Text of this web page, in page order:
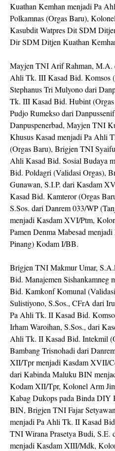
Kuathan Kemhan menjadi Pa
Polkamnas (Orgas Baru),
Kasubdit Watpres Dit SDM
Dir SDM Ditjen Kuathan
Mayjen TNI Arif Rahman, M.A.
Ahli Tk. III Kasad Bid. Komsos
Stephanus Tri Mulyono dari
Tk. III Kasad Bid. Hubint
Pudjo Rumekso dari
Danpuspenerbad, Mayjen TNI
Khusus Kasad menjadi Pa Ahli
(Orgas Baru), Brigjen TNI
Ahli Kasad Bid. Sosial Budaya
Bid. Poldagri (Validasi Orgas),
Gunawan, S.I.P. dari Kasdam
Kasad Bid. Kamteror (Orgas
S.Sos. dari Danrem 033/WP
menjadi Kasdam XVI/Ptm,
Pamen Denma Mabesad
Pinang) Kodam I/BB.
Brigjen TNI Makmur Umar,
Bid. Manajemen Sishankamneg
Bid. Kamkonf Komunal
Sulistiyono, S.Sos., CFrA dari
Pa Ahli Tk. II Kasad Bid.
Irham Waroihan, S.Sos., dari
Ahli Tk. II Kasad Bid. Intekmil
Bambang Trisnohadi dari
XII/Tpr menjadi Kasdam XVII/
dari Kabinda Maluku BIN
Kodam XII/Tpr, Kolonel Arm
Kabag Dukops pada Binda
BIN, Brigjen TNI Fajar
menjadi Pa Ahli Tk. II Kasad
TNI Wirana Prasetya Budi,
menjadi Kasdam XIII/Mdk,